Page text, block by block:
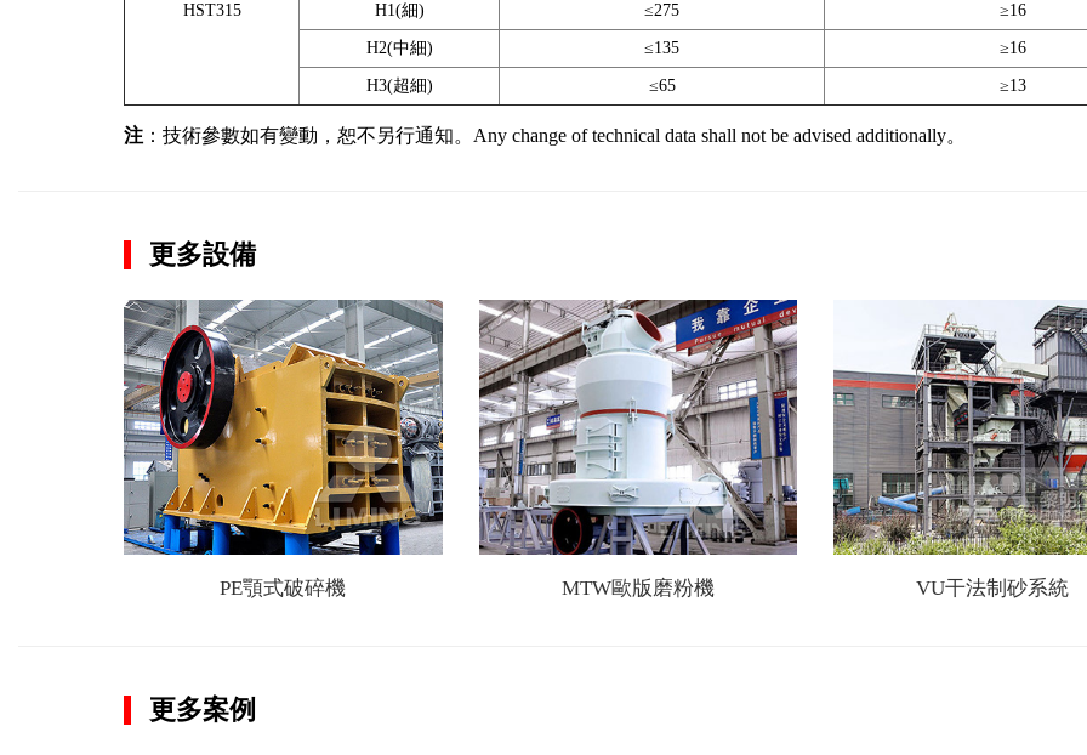
HST315 H1(細) ≤275 ≥16
H2(中細) ≤135 ≥16
H3(超細) ≤65 ≥13
注 ：技術參數如有變動，恕不另行通知。Any change of technical data shall not be advised additionally。
更多設備
PE顎式破碎機 MTW歐版磨粉機 VU干法制砂系統
更多案例